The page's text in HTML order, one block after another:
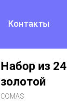
Контакты
Набор из
золотой
COMAS